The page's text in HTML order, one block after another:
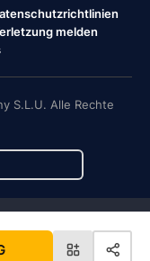
melden
S.L.U. Alle Rechte